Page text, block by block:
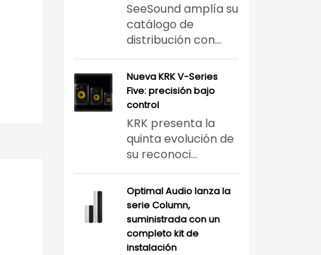
SeeSound amplía su
catálogo de
distribución con...
Nueva KRK V-Series
Five: precisión bajo
control
KRK presenta la
quinta evolución de
su reconoci...
Optimal Audio lanza la
serie Column,
suministrada con un
completo kit de
instalación